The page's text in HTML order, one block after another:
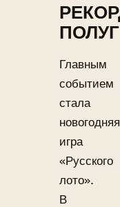
Главным
событием
стала
новогодняя
игра
«Русского
лото».
В